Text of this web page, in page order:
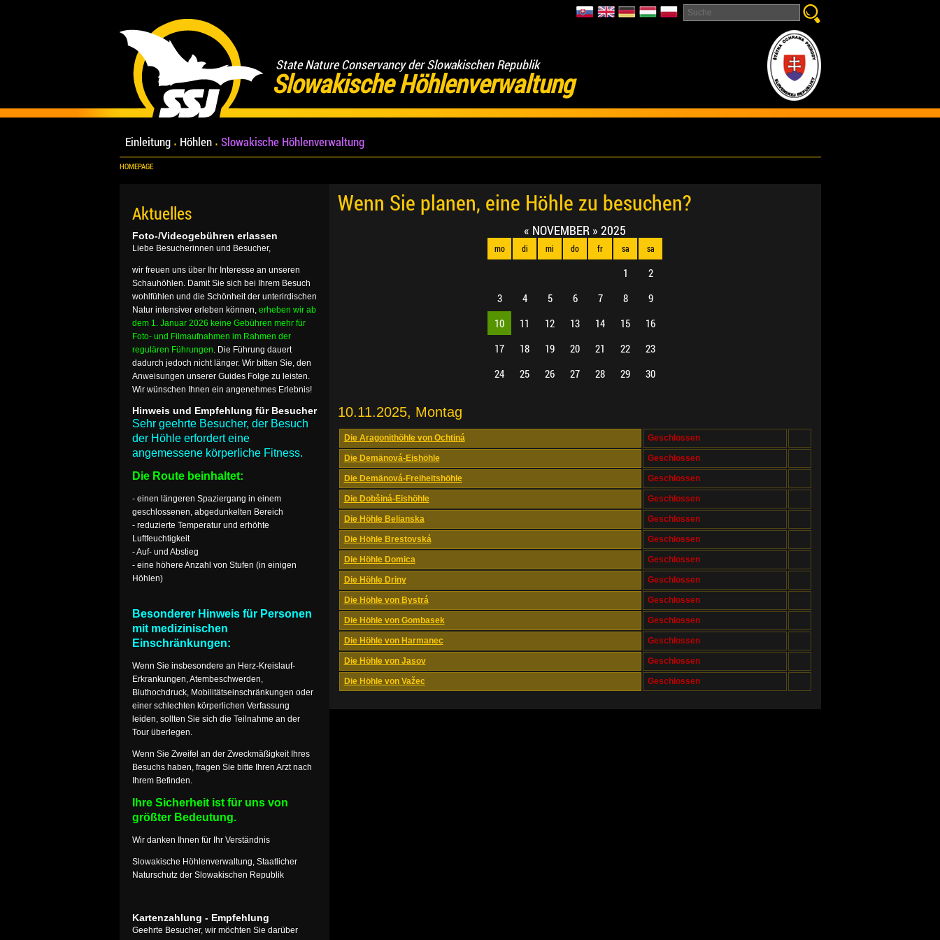
State Nature Conservancy der Slowakischen Republik
Slowakische Höhlenverwaltung
Einleitung Höhlen Slowakische Höhlenverwaltung
HOMEPAGE
Wenn Sie planen, eine Höhle zu besuchen?
« NOVEMBER » 2025
mo di mi do fr sa sa
1
2
3
4 5 6 7 8
9
10
11 12 13 14 15
16
17
18 19 20 21 22
23
24
25 26 27 28 29 30
10.11.2025, Montag
Die Aragonithöhle von Ochtiná Geschlossen
Die Demänová-Eishöhle Geschlossen
Die Demänová-Freiheitshöhle Geschlossen
Die Dobšiná-Eishöhle Geschlossen
Die Höhle Belianska Geschlossen
Die Höhle Brestovská Geschlossen
Die Höhle Domica Geschlossen
Die Höhle Driny Geschlossen
Die Höhle von Bystrá Geschlossen
Die Höhle von Gombasek Geschlossen
Die Höhle von Harmanec Geschlossen
Die Höhle von Jasov Geschlossen
Die Höhle von Važec Geschlossen
Aktuelles
Foto-/Videogebühren erlassen
Liebe Besucherinnen und Besucher,
wir freuen uns über Ihr Interesse an unseren
Schauhöhlen. Damit Sie sich bei Ihrem Besuch
wohlfühlen und die Schönheit der unterirdischen
Natur intensiver erleben können, erheben wir ab
dem 1. Januar 2026 keine Gebühren mehr für
Foto- und Filmaufnahmen im Rahmen der
regulären Führungen. Die Führung dauert
dadurch jedoch nicht länger. Wir bitten Sie, den
Anweisungen unserer Guides Folge zu leisten.
Wir wünschen Ihnen ein angenehmes Erlebnis!
Hinweis und Empfehlung für Besucher
Sehr geehrte Besucher, der Besuch
der Höhle erfordert eine
angemessene körperliche Fitness.
Die Route beinhaltet:
- einen längeren Spaziergang in einem
geschlossenen, abgedunkelten Bereich
- reduzierte Temperatur und erhöhte
Luftfeuchtigkeit
- Auf- und Abstieg
- eine höhere Anzahl von Stufen (in einigen
Höhlen)
Besonderer Hinweis für Personen
mit medizinischen
Einschränkungen:
Wenn Sie insbesondere an Herz-Kreislauf-
Erkrankungen, Atembeschwerden,
Bluthochdruck, Mobilitätseinschränkungen oder
einer schlechten körperlichen Verfassung
leiden, sollten Sie sich die Teilnahme an der
Tour überlegen.
Wenn Sie Zweifel an der Zweckmäßigkeit Ihres
Besuchs haben, fragen Sie bitte Ihren Arzt nach
Ihrem Befinden.
Ihre Sicherheit ist für uns von
größter Bedeutung.
Wir danken Ihnen für Ihr Verständnis
Slowakische Höhlenverwaltung, Staatlicher
Naturschutz der Slowakischen Republik
Kartenzahlung - Empfehlung
Geehrte Besucher, wir möchten Sie darüber